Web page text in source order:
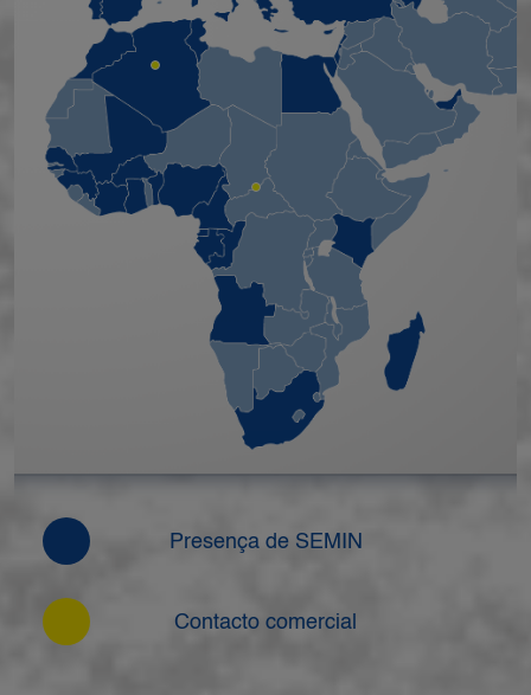
Presença de SEMIN
Contacto comercial